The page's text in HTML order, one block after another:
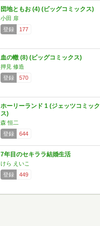
団地ともお (4) (ビッグコミックス)
小田 扉
登録
177
血の轍 (8) (ビッグコミックス)
押見 修造
登録
570
ホーリーランド 1 (ジェッツコミック
ス)
森 恒二
登録
644
7年目のセキララ結婚生活
けら えいこ
登録
449